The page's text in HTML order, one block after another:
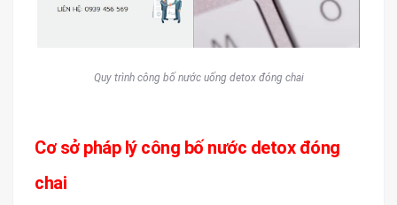
Quy trình công bố nước uống detox đóng chai
Cơ sở pháp lý công bố nước detox đóng
chai